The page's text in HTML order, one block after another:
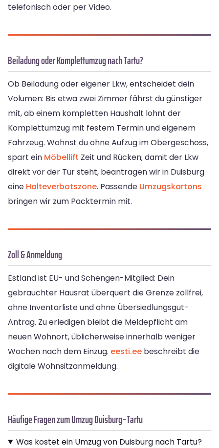
telefonisch oder per Video.
Beiladung oder Komplettumzug nach Tartu?
Ob Beiladung oder eigener Lkw, entscheidet dein
Volumen: Bis etwa zwei Zimmer fährst du günstiger
mit, ab einem kompletten Haushalt lohnt der
Komplettumzug mit festem Termin und eigenem
Fahrzeug. Wohnst du ohne Aufzug im Obergeschoss,
spart ein Möbellift Zeit und Rücken; damit der Lkw
direkt vor der Tür steht, beantragen wir in Duisburg
eine Halteverbotszone. Passende Umzugskartons
bringen wir zum Packtermin mit.
Zoll & Anmeldung
Estland ist EU- und Schengen-Mitglied: Dein
gebrauchter Hausrat überquert die Grenze zollfrei,
ohne Inventarliste und ohne Übersiedlungsgut-
Antrag. Zu erledigen bleibt die Meldepflicht am
neuen Wohnort, üblicherweise innerhalb weniger
Wochen nach dem Einzug. eesti.ee beschreibt die
digitale Wohnsitzanmeldung.
Häufige Fragen zum Umzug Duisburg–Tartu
Was kostet ein Umzug von Duisburg nach Tartu?